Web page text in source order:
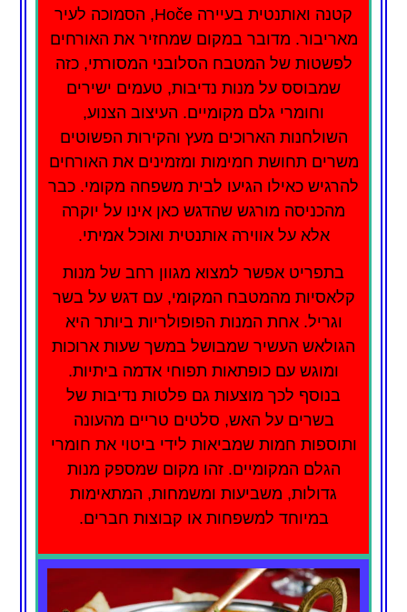
קטנה ואותנטית בעיירה Hoče, הסמוכה לעיר
מאריבור. מדובר במקום שמחזיר את האורחים
לפשטות של המטבח הסלובני המסורתי, כזה
שמבוסס על מנות נדיבות, טעמים ישירים
וחומרי גלם מקומיים. העיצוב הצנוע,
השולחנות הארוכים מעץ והקירות הפשוטים
משרים תחושת חמימות ומזמינים את האורחים
להרגיש כאילו הגיעו לבית משפחה מקומי. כבר
מהכניסה מורגש שהדגש כאן אינו על יוקרה
אלא על אווירה אותנטית ואוכל אמיתי.
בתפריט אפשר למצוא מגוון רחב של מנות
קלאסיות מהמטבח המקומי, עם דגש על בשר
וגריל. אחת המנות הפופולריות ביותר היא
הגולאש העשיר שמבושל במשך שעות ארוכות
ומוגש עם כופתאות תפוחי אדמה ביתיות.
בנוסף לכך מוצעות גם פלטות נדיבות של
בשרים על האש, סלטים טריים מהעונה
ותוספות חמות שמביאות לידי ביטוי את חומרי
הגלם המקומיים. זהו מקום שמספק מנות
גדולות, משביעות ומשמחות, המתאימות
במיוחד למשפחות או קבוצות חברים.